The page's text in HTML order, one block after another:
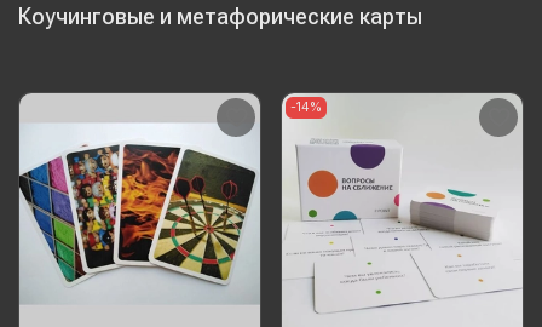
Коучинговые и метафорические карты
-14%